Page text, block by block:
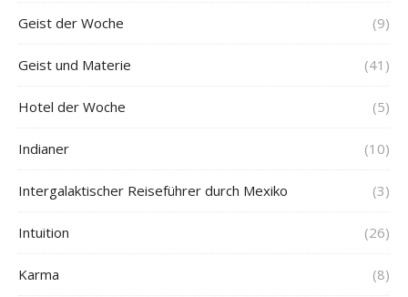
Geist der Woche (9)
Geist und Materie (41)
Hotel der Woche (5)
Indianer (10)
Intergalaktischer Reiseführer durch Mexiko (3)
Intuition (26)
Karma (8)